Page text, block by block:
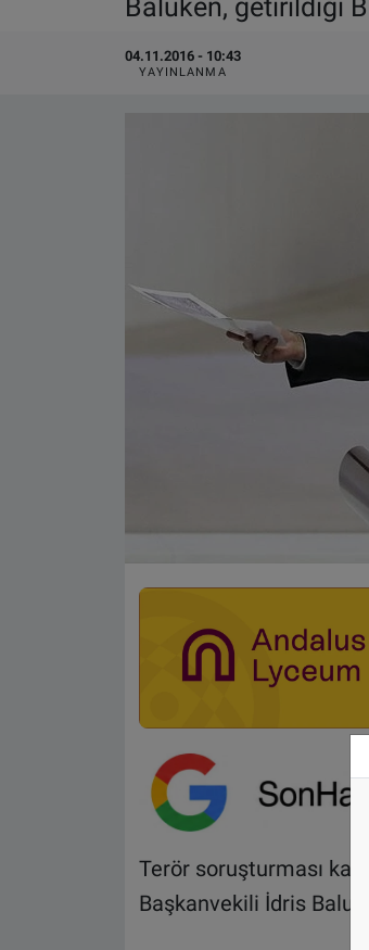
Baluken, getirildiği
04.11.2016 - 10:43
YAYINLANMA
Terör soruşturması
Başkanvekili İdris